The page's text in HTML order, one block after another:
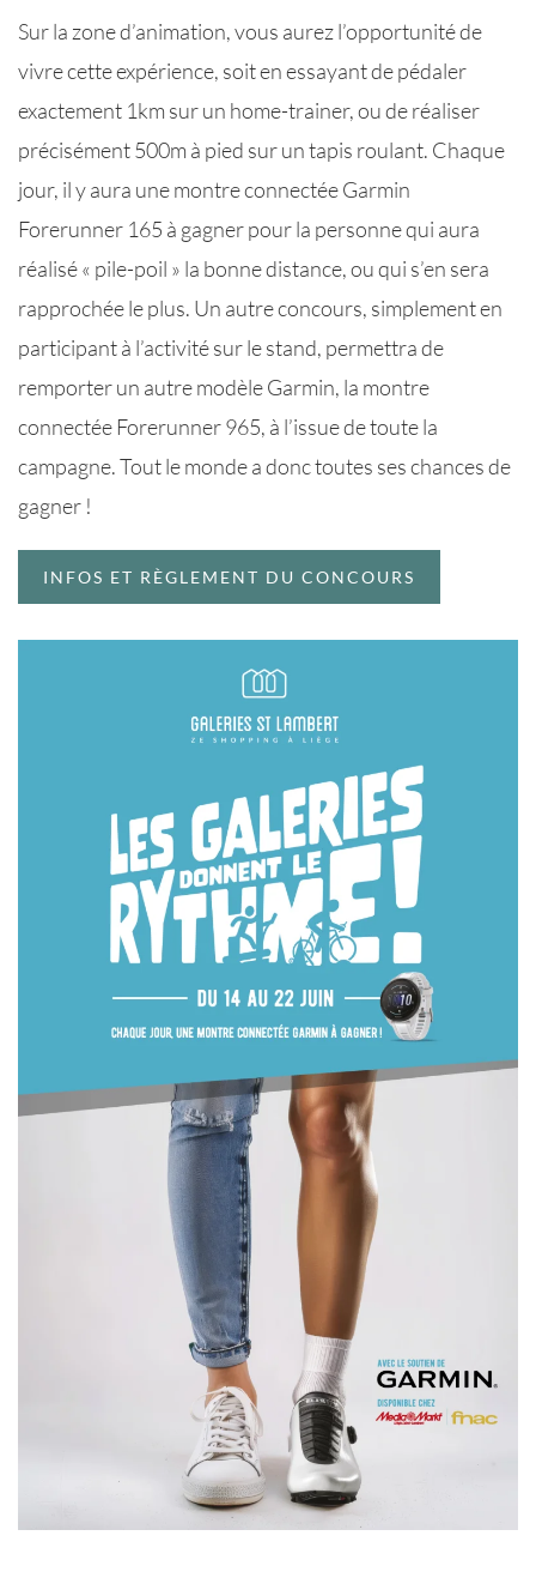
Sur la zone d’animation, vous aurez l’opportunité de
vivre cette expérience, soit en essayant de pédaler
exactement 1km sur un home-trainer, ou de réaliser
précisément 500m à pied sur un tapis roulant. Chaque
jour, il y aura une montre connectée Garmin
Forerunner 165 à gagner pour la personne qui aura
réalisé « pile-poil » la bonne distance, ou qui s’en sera
rapprochée le plus. Un autre concours, simplement en
participant à l’activité sur le stand, permettra de
remporter un autre modèle Garmin, la montre
connectée Forerunner 965, à l’issue de toute la
campagne. Tout le monde a donc toutes ses chances de
gagner !
INFOS ET RÈGLEMENT DU CONCOURS